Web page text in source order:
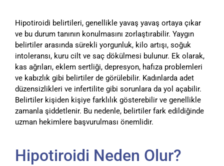
Hipotiroidi belirtileri, genellikle yavaş yavaş ortaya çıkar
ve bu durum tanının konulmasını zorlaştırabilir. Yaygın
belirtiler arasında sürekli yorgunluk, kilo artışı, soğuk
intoleransı, kuru cilt ve saç dökülmesi bulunur. Ek olarak,
kas ağrıları, eklem sertliği, depresyon, hafıza problemleri
ve kabızlık gibi belirtiler de görülebilir. Kadınlarda adet
düzensizlikleri ve infertilite gibi sorunlara da yol açabilir.
Belirtiler kişiden kişiye farklılık gösterebilir ve genellikle
zamanla şiddetlenir. Bu nedenle, belirtiler fark edildiğinde
uzman hekimlere başvurulması önemlidir.
Hipotiroidi Neden Olur?